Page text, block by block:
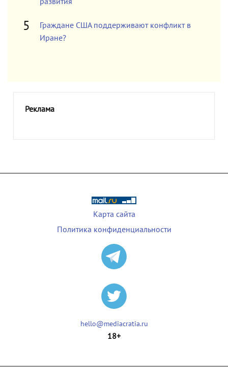
Граждане США поддерживают конфликт в
Иране?
Реклама
Карта сайта
Политика конфиденциальности
hello@mediacratia.ru
18+